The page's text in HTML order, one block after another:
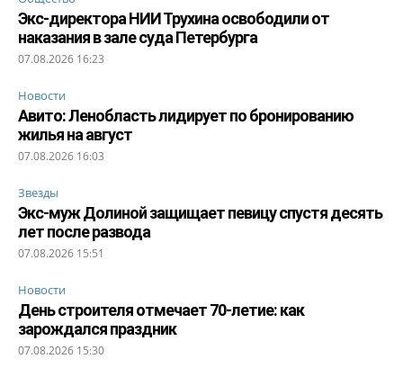
Экс-директора НИИ Трухина освободили от
наказания в зале суда Петербурга
07.08.2026 16:23
Новости
Авито: Ленобласть лидирует по бронированию
жилья на август
07.08.2026 16:03
Звезды
Экс-муж Долиной защищает певицу спустя десять
лет после развода
07.08.2026 15:51
Новости
День строителя отмечает 70-летие: как
зарождался праздник
07.08.2026 15:30